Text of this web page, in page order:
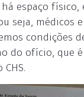
espaço físico,
seja, médicos
condições
do ofício, que